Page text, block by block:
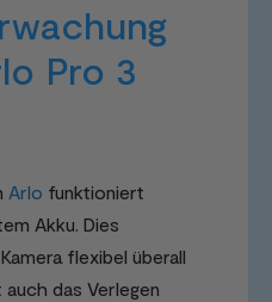
Pro 3
Arlo funktioniert
Akku. Dies
flexibel überall
auch das Verlegen